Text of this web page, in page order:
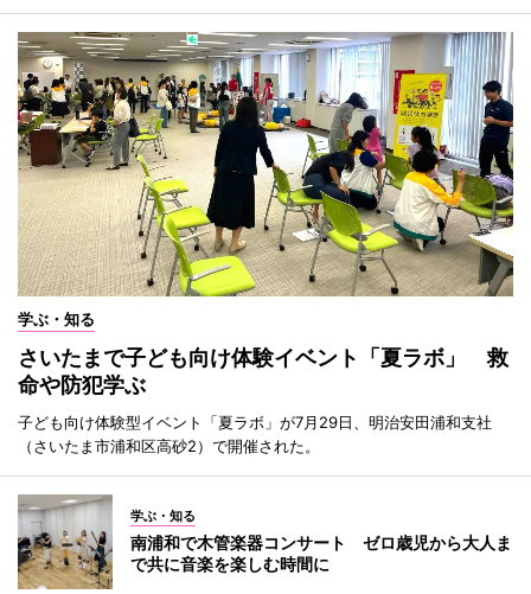
学ぶ・知る
さいたまで子ども向け体験イベント「夏ラボ」 救
命や防犯学ぶ
子ども向け体験型イベント「夏ラボ」が7月29日、明治安田浦和支社
（さいたま市浦和区高砂2）で開催された。
学ぶ・知る
南浦和で木管楽器コンサート ゼロ歳児から大人ま
で共に音楽を楽しむ時間に